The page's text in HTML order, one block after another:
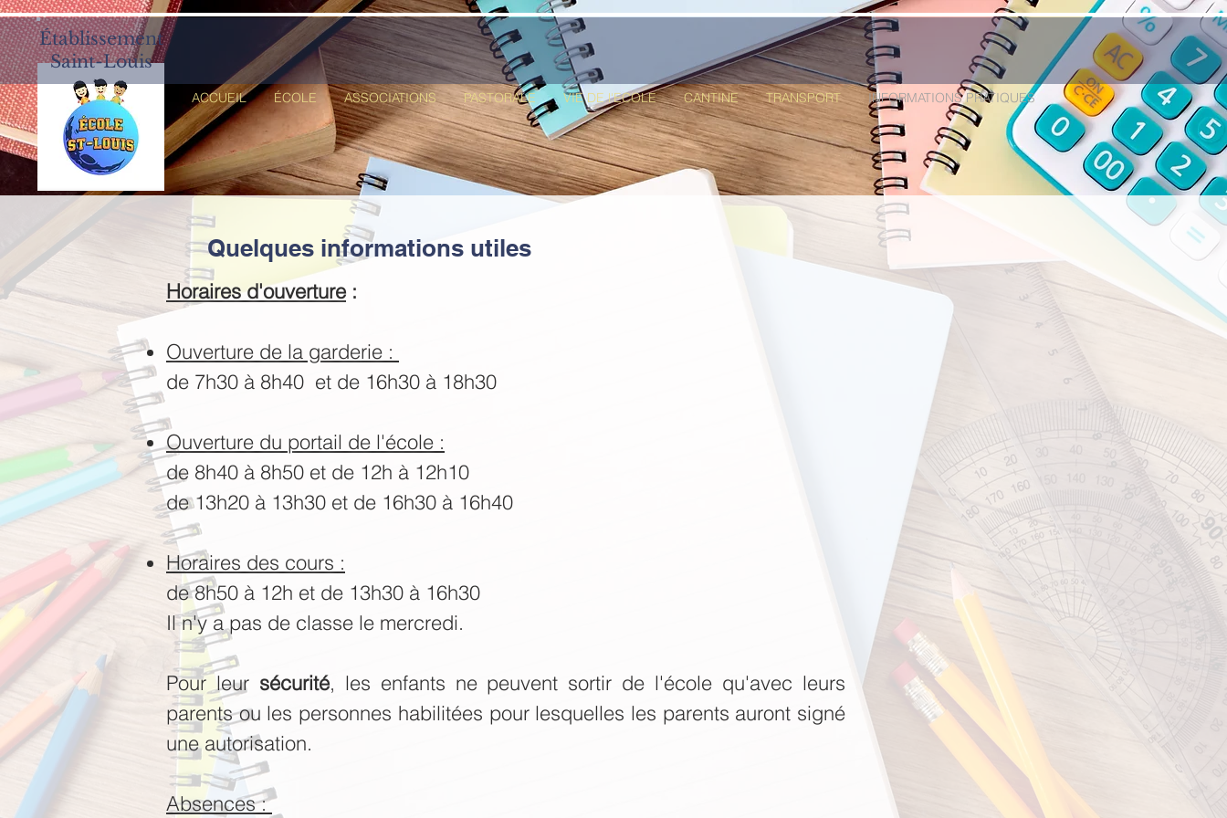
Établissement
Saint-Louis
ACCUEIL ÉCOLE ASSOCIATIONS PASTORALE VIE DE l'ECOLE CANTINE TRANSPORT INFORMATIONS PRATIQUES
Quelques informations utiles
Horaires d'ouverture :
Ouverture de la garderie :
de 7h30 à 8h40 et de 16h30 à 18h30
Ouverture du portail de l'école :
de 8h40 à 8h50 et de 12h à 12h10
de 13h20 à 13h30 et de 16h30 à 16h40
Horaires des cours :
de 8h50 à 12h et de 13h30 à 16h30
Il n'y a pas de classe le mercredi.
Pour leur sécurité, les enfants ne peuvent sortir de l'école qu'avec leurs
parents ou les personnes habilitées pour lesquelles les parents auront signé
une autorisation.
Absences :